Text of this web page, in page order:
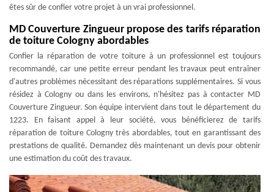
êtes sûr de confier votre projet à un vrai professionnel.
MD Couverture Zingueur propose des tarifs réparation
de toiture Cologny abordables
Confier la réparation de votre toiture à un professionnel est toujours
recommandé, car une petite erreur pendant les travaux peut entraîner
d'autres problèmes nécessitant des réparations supplémentaires. Si vous
résidez à Cologny ou dans les environs, n'hésitez pas à contacter MD
Couverture Zingueur. Son équipe intervient dans tout le département du
1223. En faisant appel à leur société, vous bénéficierez de tarifs
réparation de toiture Cologny très abordables, tout en garantissant des
prestations de qualité. Demandez dès maintenant un devis pour obtenir
une estimation du coût des travaux.